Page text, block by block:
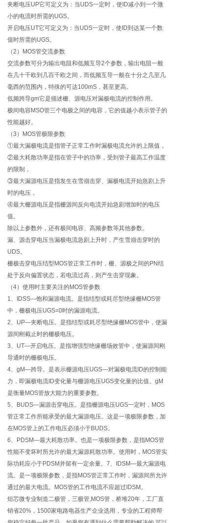
夹断电压UP它可定义为：当UDS一定时，使ID减小到一个微
小的电流时所需的UGS。
开启电压UT它可定义为：当UDS一定时，使ID到达某一个数
值时所需的UGS。
（2）MOS管交流参数
交流参数可分为输出电阻和低频互导2个参数，输出电阻一般
在几十千欧到几百千欧之间，而低频互导一般在十分之几至几
毫西的范围内，特殊的可达100mS，甚至更高。
低频跨导gm它是描述栅、源电压对漏极电流的控制作用。
极间电容MSO管三个电极之间的电容，它的值越小表示管子的
性能越好。
（3）MOS管极限参数
①最大漏极电流是指管子正常工作时漏极电流允许的上限值，
②最大耗散功率是指在管子中的功率，受到管子最高工作温度
的限制，
③最大漏源电压是指发生在雪崩击穿、漏极电流开始急剧上升
时的电压，
④最大栅源电压是指栅源间反向电流开始急剧增加时的电压
值。
除以上参数外，还有极间电容、高频参数等其他参数。
漏、源击穿电压当漏极电流急剧上升时，产生雪崩击穿时的
UDS。
栅极击穿电压结型MOS管正常工作时，栅、源极之间的PN结
处于反向偏置状态，若电流过高，则产生击穿现象。
（4）使用时主要关注的MOS管参数
1、IDSS—饱和漏源电流。是指结型或耗尽型绝缘栅MOS管
中，栅极电压UGS=0时的漏源电流。
2、UP—夹断电压。是指结型或耗尽型绝缘栅MOS管中，使漏
源间刚截止时的栅极电压。
3、UT—开启电压。是指增强型绝缘栅场效管中，使漏源间刚
导通时的栅极电压。
4、gM—跨导。是表示栅源电压UGS—对漏极电流ID的控制能
力，即漏极电流ID变化量与栅源电压UGS变化量的比值。gM
是衡量MOS管放大能力的重要参数。
5、BUDS—漏源击穿电压。是指栅源电压UGS一定时，MOS
管正常工作所能承受的最大漏源电压。这是一项极限参数，加
在MOS管上的工作电压必须小于BUDS。
6、PDSM—最大耗散功率。也是一项极限参数，是指MOS管
性能不变坏时所允许的最大漏源耗散功率。使用时，MOS管实
际功耗应小于PDSM并留有一定余量。7、IDSM—最大漏源电
流。是一项极限参数，是指MOS管正常工作时，漏源间所允许
通过的最大电流。MOS管的工作电流不应超过IDSM。
烜芯微专业制造二极管，三极管,MOS管，桥堆20年，工厂直
销省20%，1500家电路电器生产企业选用，专业的工程师帮